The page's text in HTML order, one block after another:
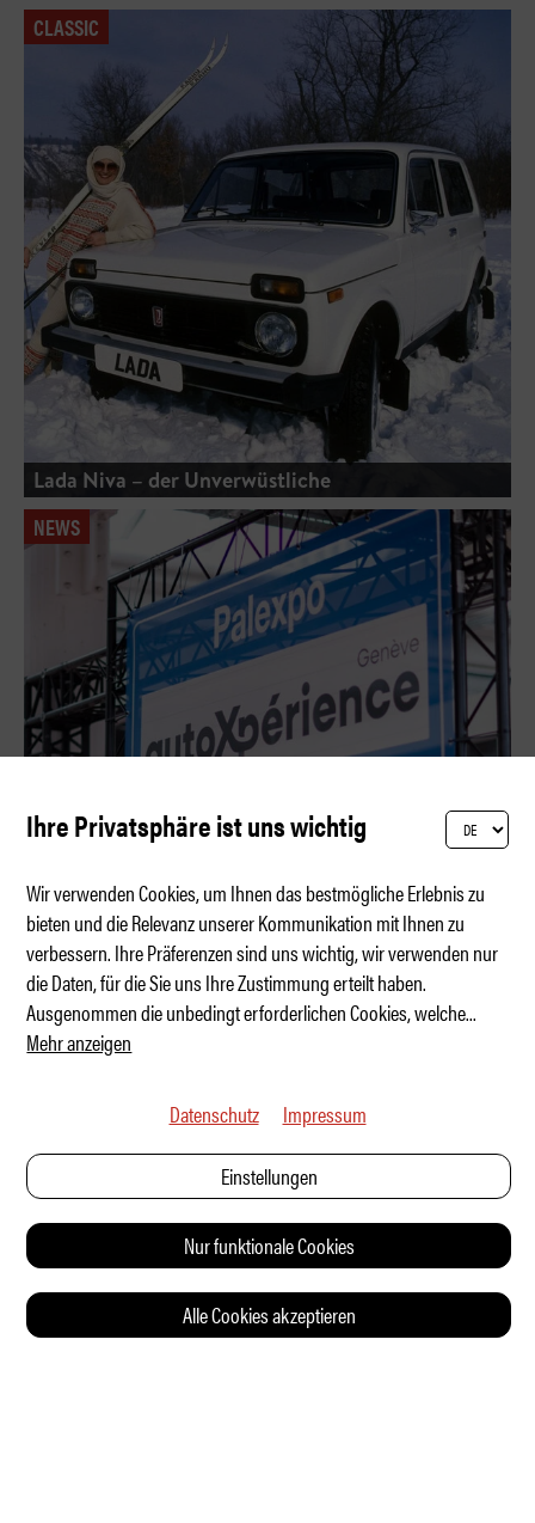
CLASSIC
Lada Niva – der Unverwüstliche
NEWS
Schluss mit Schauen – hier wird gefahren
Ihre Privatsphäre ist uns wichtig
Wir verwenden Cookies, um Ihnen das bestmögliche Erlebnis zu
bieten und die Relevanz unserer Kommunikation mit Ihnen zu
verbessern. Ihre Präferenzen sind uns wichtig, wir verwenden nur
die Daten, für die Sie uns Ihre Zustimmung erteilt haben.
Ausgenommen die unbedingt erforderlichen Cookies, welche...
Mehr anzeigen
Datenschutz Impressum
Einstellungen
Nur funktionale Cookies
Alle Cookies akzeptieren